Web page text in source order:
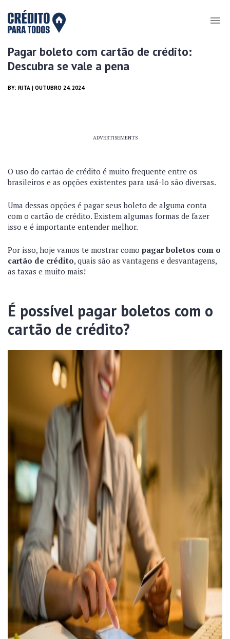
Pagar boleto com cartão de crédito:
Descubra se vale a pena
BY: RITA | OUTUBRO 24, 2024
ADVERTISEMENTS
O uso do cartão de crédito é muito frequente entre os
brasileiros e as opções existentes para usá-lo são diversas.
Uma dessas opções é pagar seus boleto de alguma conta
com o cartão de crédito. Existem algumas formas de fazer
isso e é importante entender melhor.
Por isso, hoje vamos te mostrar como pagar boletos com o
cartão de crédito, quais são as vantagens e desvantagens,
as taxas e muito mais!
É possível pagar boletos com o
cartão de crédito?